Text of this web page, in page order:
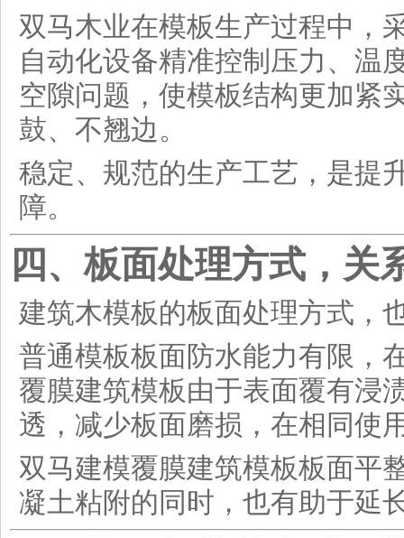
双马木业在模板生产过程中，
自动化设备精准控制压力、温
空隙问题，使模板结构更加紧
鼓、不翘边。
稳定、规范的生产工艺，是提
障。
四、板面处理方式，关
建筑木模板的板面处理方式，
普通模板板面防水能力有限，
覆膜建筑模板由于表面覆有浸
透，减少板面磨损，在相同使
双马建模覆膜建筑模板板面平
凝土粘附的同时，也有助于延